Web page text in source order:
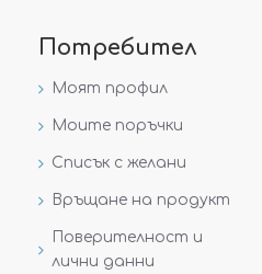
Потребител
Моят профил
Моите поръчки
Списък с желани
Връщане на продукт
Поверителност и
лични данни